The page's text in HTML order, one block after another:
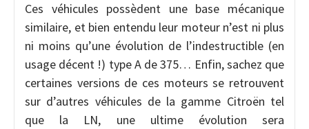
Ces véhicules possèdent une base mécanique
similaire, et bien entendu leur moteur n’est ni plus
ni moins qu’une évolution de l’indestructible (en
usage décent !) type A de 375… Enfin, sachez que
certaines versions de ces moteurs se retrouvent
sur d’autres véhicules de la gamme Citroën tel
que la LN, une ultime évolution sera